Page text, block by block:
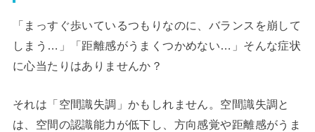
「まっすぐ歩いているつもりなのに、バランスを崩して
しまう…」「距離感がうまくつかめない…」そんな症状
に心当たりはありませんか？
それは「空間識失調」かもしれません。空間識失調と
は、空間の認識能力が低下し、方向感覚や距離感がうま